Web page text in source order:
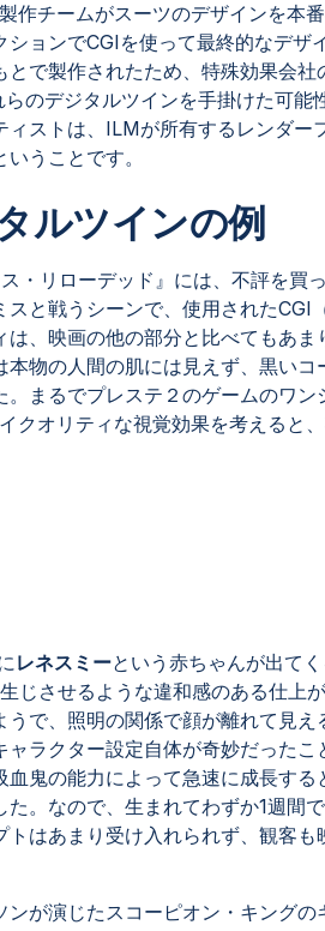
作チームがスーツのデザインを本
ョンでCGIを使って最終的なデザ
で製作されたため、特殊効果会社
のデジタルツインを手掛けた可能
ストは、ILMが所有するレンダー
うことです。
ルツインの例
・リローデッド』には、不評を買
と戦うシーンで、使用されたCGI
、映画の他の部分と比べてもあま
物の人間の肌には見えず、黒いコ
まるでプレステ２のゲームのワン
クオリティな視覚効果を考えると
レネスミーという赤ちゃんが出て
じさせるような違和感のある仕上
で、照明の関係で顔が離れて見え
ラクター設定自体が奇妙だったこ
鬼の能力によって急速に成長する
。なので、生まれてわずか1週間
はあまり受け入れられず、観客も
ンが演じたスコーピオン・キングの